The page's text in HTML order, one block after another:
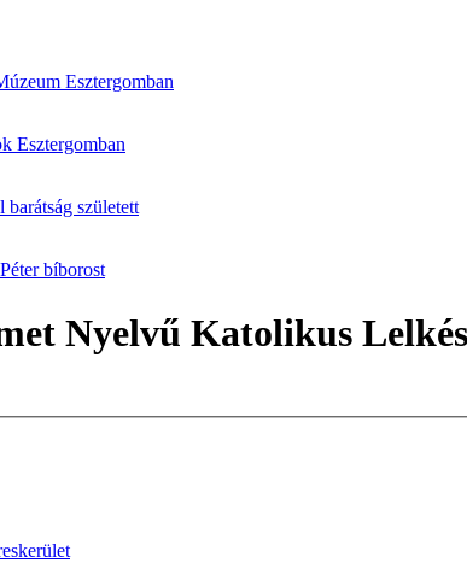
Esztergomban
Esztergomban
született
bíborost
Nyelvű Katolikus